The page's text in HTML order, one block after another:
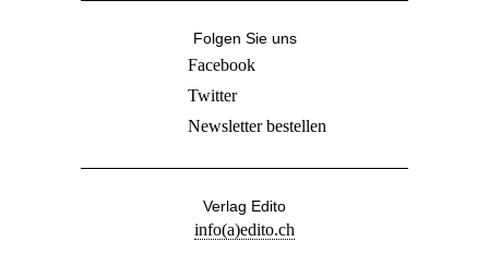
Folgen Sie uns
Facebook
Twitter
Newsletter bestellen
Verlag Edito
info(a)edito.ch